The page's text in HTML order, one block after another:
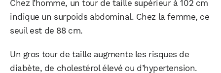
Chez l’homme, un tour de taille supérieur à 102 cm
indique un surpoids abdominal. Chez la femme, ce
seuil est de 88 cm.
Un gros tour de taille augmente les risques de
diabète, de cholestérol élevé ou d’hypertension.